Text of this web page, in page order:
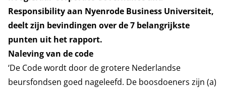
Responsibility aan Nyenrode Business Universiteit,
deelt zijn bevindingen over de 7 belangrijkste
punten uit het rapport.
Naleving van de code
‘De Code wordt door de grotere Nederlandse
beursfondsen goed nageleefd. De boosdoeners zijn (a)